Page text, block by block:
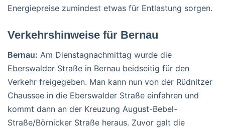
Energiepreise zumindest etwas für Entlastung sorgen.
Verkehrshinweise für Bernau
Bernau: Am Dienstagnachmittag wurde die
Eberswalder Straße in Bernau beidseitig für den
Verkehr freigegeben. Man kann nun von der Rüdnitzer
Chaussee in die Eberswalder Straße einfahren und
kommt dann an der Kreuzung August-Bebel-
Straße/Börnicker Straße heraus. Zuvor galt die